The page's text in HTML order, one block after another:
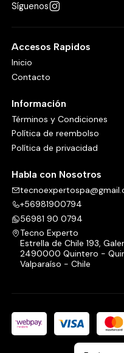
Síguenos
Accesos Rapidos
Inicio
Contacto
Información
Términos y Condiciones
Política de reembolso
Política de privacidad
Habla con Nosotros
+56981900794
56981 90 0794
Tecno Experto
Estrella de Chile 193,
2490000 Quintero -
Valparaíso - Chile